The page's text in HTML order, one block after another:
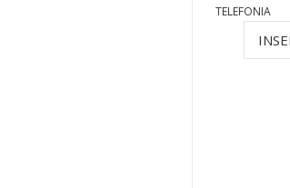
TELEFONIA